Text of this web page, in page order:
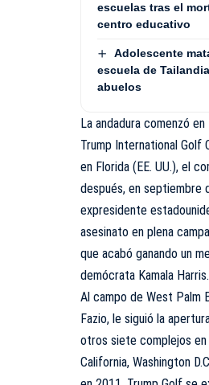
escuelas tras el
centro educativo
Adolescente
escuela de
abuelos
La andadura comenzó
Trump International Golf
en Florida (EE. UU.), el
después, en septiembre
expresidente
asesinato en plena
que acabó ganando un
demócrata Kamala Harris.
Al campo de West Palm
Fazio, le siguió la
otros siete complejos en
California, Washington